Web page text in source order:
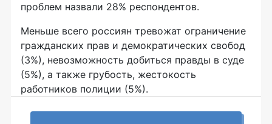
проблем назвали 28% респондентов.
Меньше всего россиян тревожат ограничение
гражданских прав и демократических свобод
(3%), невозможность добиться правды в суде
(5%), а также грубость, жестокость
работников полиции (5%).